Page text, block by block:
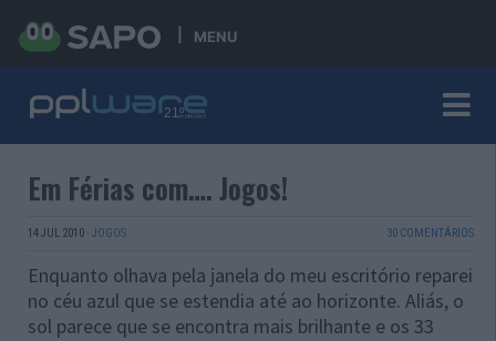
MENU
Em Férias com…. Jogos!
14 JUL 2010 · JOGOS 30 COMENTÁRIOS
Enquanto olhava pela janela do meu escritório reparei
no céu azul que se estendia até ao horizonte. Aliás, o
sol parece que se encontra mais brilhante e os 33